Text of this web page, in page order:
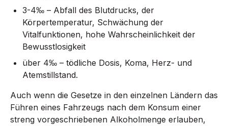
3-4‰ – Abfall des Blutdrucks, der
Körpertemperatur, Schwächung der
Vitalfunktionen, hohe Wahrscheinlichkeit der
Bewusstlosigkeit
über 4‰ – tödliche Dosis, Koma, Herz- und
Atemstillstand.
Auch wenn die Gesetze in den einzelnen Ländern das
Führen eines Fahrzeugs nach dem Konsum einer
streng vorgeschriebenen Alkoholmenge erlauben,